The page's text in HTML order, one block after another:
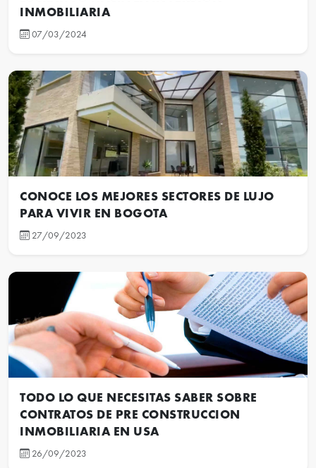
INMOBILIARIA
07/03/2024
CONOCE LOS MEJORES SECTORES DE LUJO
PARA VIVIR EN BOGOTA
27/09/2023
TODO LO QUE NECESITAS SABER SOBRE
CONTRATOS DE PRE CONSTRUCCION
INMOBILIARIA EN USA
26/09/2023